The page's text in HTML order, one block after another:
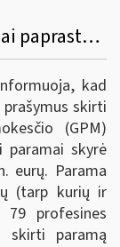
Skirti dalį sumokėto GPM paramai paprasta ir nieko nekainuoja
kad
skirti
(GPM)
paramai skyrė
eurų. Parama
(tarp kurių ir
profesines
skirti paramą